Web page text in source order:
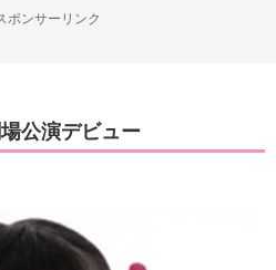
ポンサーリンク
公演デビュー